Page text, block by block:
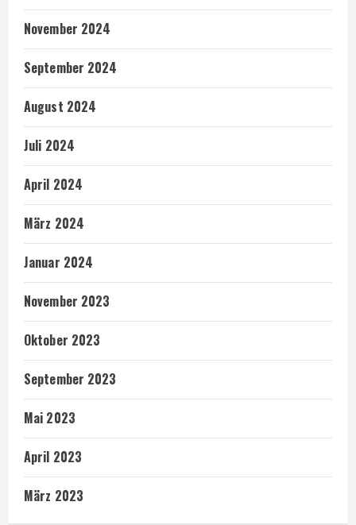
November 2024
September 2024
August 2024
Juli 2024
April 2024
März 2024
Januar 2024
November 2023
Oktober 2023
September 2023
Mai 2023
April 2023
März 2023